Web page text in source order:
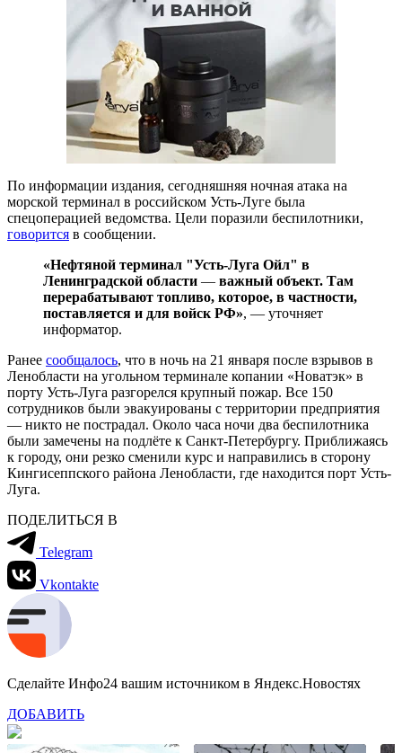
По информации издания, сегодняшняя ночная атака на
морской терминал в российском Усть-Луге была
спецоперацией ведомства. Цели поразили беспилотники,
говорится в сообщении.
«Нефтяной терминал "Усть-Луга Ойл" в
Ленинградской области — важный объект. Там
перерабатывают топливо, которое, в частности,
поставляется и для войск РФ», — уточняет
информатор.
Ранее сообщалось, что в ночь на 21 января после взрывов в
Ленобласти на угольном терминале копании «Новатэк» в
порту Усть-Луга разгорелся крупный пожар. Все 150
сотрудников были эвакуированы с территории предприятия
— никто не пострадал. Около часа ночи два беспилотника
были замечены на подлёте к Санкт-Петербургу. Приближаясь
к городу, они резко сменили курс и направились в сторону
Кингисеппского района Ленобласти, где находится порт Усть-
Луга.
ПОДЕЛИТЬСЯ В
Telegram
Vkontakte
Сделайте Инфо24 вашим источником в Яндекс.Новостях
ДОБАВИТЬ